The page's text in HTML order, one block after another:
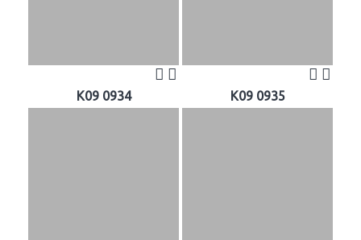
K09 0934 K09 0935